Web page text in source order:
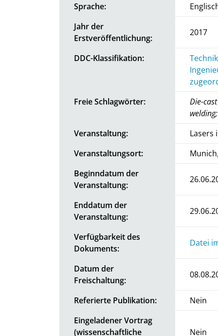
Sprache:
Jahr der
Erstveröffentlichung:
2017
DDC-Klassifikation:
Freie Schlagwörter:
Die-
Veranstaltung:
Lasers
Veranstaltungsort:
Beginndatum der
Veranstaltung:
Enddatum der
Veranstaltung:
Verfügbarkeit des
Dokuments:
Datei
Datum der
Freischaltung:
Referierte Publikation:
Nein
Eingeladener Vortrag
(wissenschaftliche
Nein